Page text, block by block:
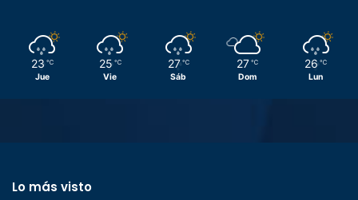
23 ℃
Jue
25 ℃
Vie
27 ℃
Sáb
27 ℃
Dom
26 ℃
Lun
Lo más visto